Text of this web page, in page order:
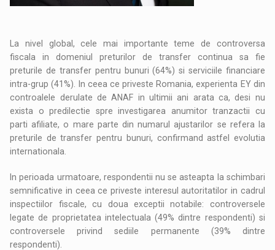
La nivel global, cele mai importante teme de controversa
fiscala in domeniul preturilor de transfer continua sa fie
preturile de transfer pentru bunuri (64%) si serviciile financiare
intra-grup (41%). In ceea ce priveste Romania, experienta EY din
controalele derulate de ANAF in ultimii ani arata ca, desi nu
exista o predilectie spre investigarea anumitor tranzactii cu
parti afiliate, o mare parte din numarul ajustarilor se refera la
preturile de transfer pentru bunuri, confirmand astfel evolutia
internationala.
In perioada urmatoare, respondentii nu se asteapta la schimbari
semnificative in ceea ce priveste interesul autoritatilor in cadrul
inspectiilor fiscale, cu doua exceptii notabile: controversele
legate de proprietatea intelectuala (49% dintre respondenti) si
controversele privind sediile permanente (39% dintre
respondenti).